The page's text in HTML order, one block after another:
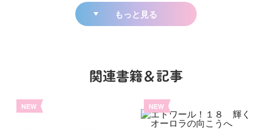
もっと見る
関連書籍＆記事
NEW NEW